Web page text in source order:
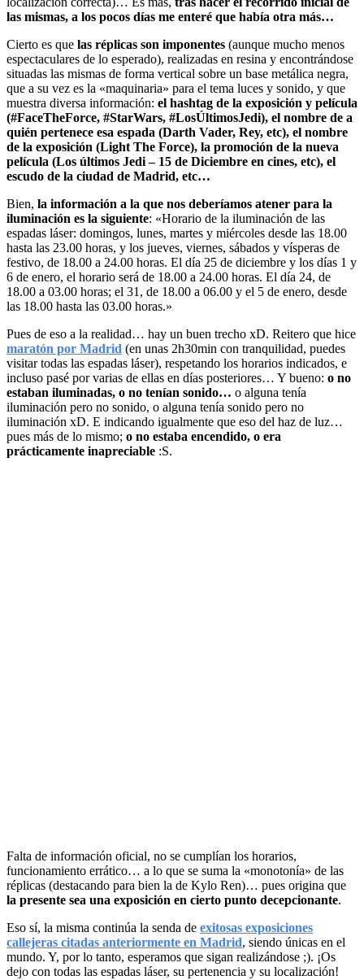
las mismas, a los pocos días me enteré que había otra más…
Cierto es que las réplicas son imponentes (aunque mucho menos
espectaculares de lo esperado), realizadas en resina y encontrándose
situadas las mismas de forma vertical sobre un base metálica negra,
que a su vez es la «maquinaria» para el tema luces y sonido, y que
muestra diversa información: el hashtag de la exposición y película
(#FaceTheForce, #StarWars, #LosÚltimosJedi), el nombre de a
quién pertenece esa espada (Darth Vader, Rey, etc), el nombre
de la exposición (Light The Force), la promoción de la nueva
película (Los últimos Jedi – 15 de Diciembre en cines, etc), el
escudo de la ciudad de Madrid, etc…
Bien, la información a la que nos deberíamos atener para la
iluminación es la siguiente: «Horario de la iluminación de las
espadas láser: domingos, lunes, martes y miércoles desde las 18.00
hasta las 23.00 horas, y los jueves, viernes, sábados y vísperas de
festivo, de 18.00 a 24.00 horas. El día 25 de diciembre y los días 1 y
6 de enero, el horario será de 18.00 a 24.00 horas. El día 24, de
18.00 a 03.00 horas; el 31, de 18.00 a 06.00 y el 5 de enero, desde
las 18.00 hasta las 03.00 horas.»
Pues de eso a la realidad… hay un buen trecho xD. Reitero que hice
maratón por Madrid (en unas 2h30min con tranquilidad, puedes
visitar todas las espadas láser), respetando los horarios indicados, e
incluso pasé por varias de ellas en días posteriores… Y bueno: o no
estaban iluminadas, o no tenían sonido… o alguna tenía
iluminación pero no sonido, o alguna tenía sonido pero no
iluminación xD. E indicando igualmente que eso del haz de luz…
pues más de lo mismo; o no estaba encendido, o era
prácticamente inapreciable :S.
Falta de información oficial, no se cumplían los horarios,
funcionamiento errático… a lo que se suma la «monotonía» de las
réplicas (destacando para bien la de Kylo Ren)… pues origina que
la presente sea una exposición en cierto punto decepcionante.
Eso sí, la misma continúa la senda de exitosas exposiciones
callejeras citadas anteriormente en Madrid, siendo únicas en el
mundo. Y, por lo tanto, esperamos que sigan realizándose ;). ¡Os
dejo con todas las espadas láser, su pertenencia y su localización!